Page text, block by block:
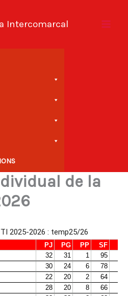
Intercomarcal
de la